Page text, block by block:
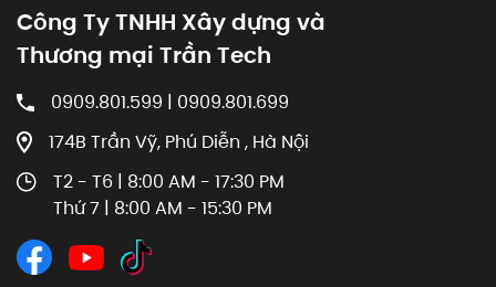
Công Ty TNHH Xây dựng và
Thương mại Trần Tech
0909.801.599 | 0909.801.699
174B Trần Vỹ, Phú Diễn , Hà Nội
T2 - T6 | 8:00 AM - 17:30 PM
Thứ 7 | 8:00 AM - 15:30 PM